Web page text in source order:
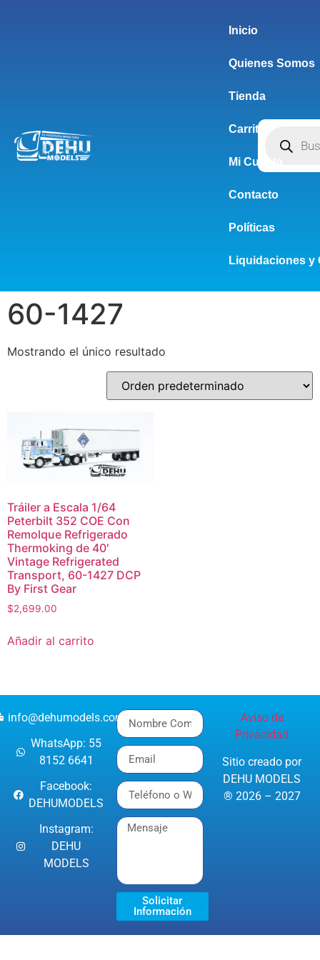
Inicio
Quienes Somos
Tienda
Carrito
Mi Cuenta
Contacto
Políticas
Liquidaciones y
60-1427
Mostrando el único resultado
Tráiler a Escala 1/64
Peterbilt 352 COE Con
Remolque Refrigerado
Thermoking de 40′
Vintage Refrigerated
Transport, 60-1427 DCP
By First Gear
$2,699.00
Añadir al carrito
info@dehumodels.com
WhatsApp: 55
8152 6641
Facebook:
DEHUMODELS
Instagram:
DEHU
MODELS
Solicitar
Información
Aviso de
Privacidad
Sitio creado por
DEHU MODELS
® 2026 – 2027